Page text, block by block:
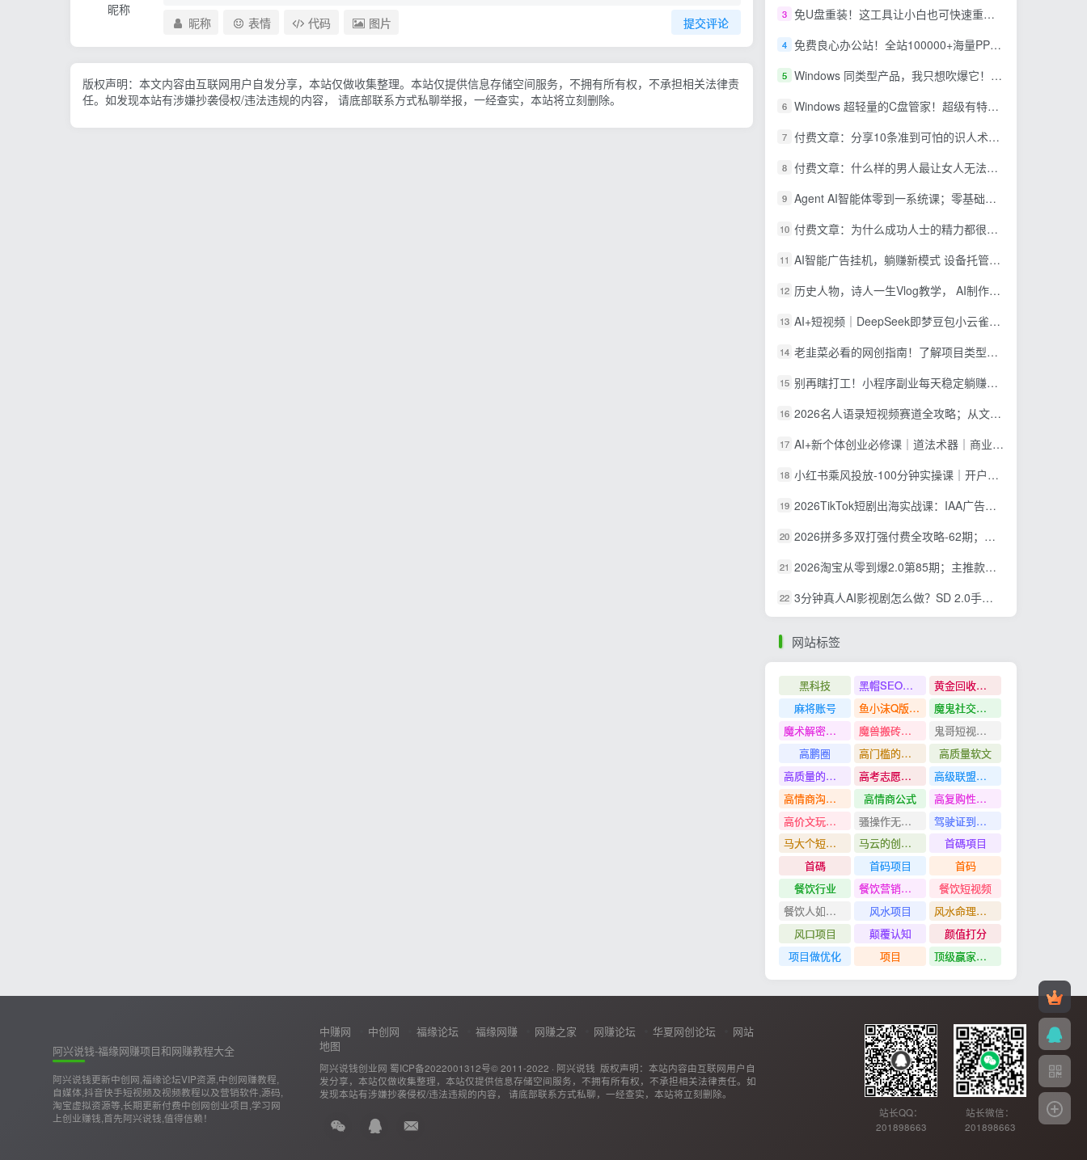
昵称
提交评论
昵称 表情 代码 图片
版权声明：本文内容由互联网用户自发分享，本站仅做收集整理。本站仅提供信息存储空间服务，不拥有所有权，不承担相关法律责
任。如发现本站有涉嫌抄袭侵权/违法违规的内容， 请底部联系方式私聊举报，一经查实，本站将立刻删除。
3 免U盘重装！这工具让小白也可快速重装 Windows，支持无人值守配置，数据无忧 CmzPrep_Rev2
4 免费良心办公站！全站100000+海量PPT素材免费下载，每日更新，分类清晰，免注册登录下载 爱PPT网
5 Windows 同类型产品，我只想吹爆它！把听歌变成了一场沉浸式视听现场，支持多平台歌单播放 Mineradio
6 Windows 超轻量的C盘管家！超级有特点，支持磁盘分析及清理提醒，2M大小体积，完全免费 C盘管家
7 付费文章：分享10条准到可怕的识人术术，希望能帮到大家。
8 付费文章：什么样的男人最让女人无法抵抗？
9 Agent AI智能体零到一系统课；零基础也能学会自动化实战，从核心概念到Coze工作流搭建完整覆盖
10 付费文章：为什么成功人士的精力都很旺盛？
11 AI智能广告挂机，躺赚新模式 设备托管运行，解放双手持续变现
12 历史人物，诗人一生Vlog教学， AI制作丨伙伴计划丨精选收益丨商单收徒 ，新领域红利期，抓紧做
13 AI+短视频｜DeepSeek即梦豆包小云雀全工具教学，从账号定位到剪映剪辑，零基础也能快速上手做爆款
14 老韭菜必看的网创指南！了解项目类型，才能找到好的项目，才能拿到想要的结果
15 别再瞎打工！小程序副业每天稳定躺赚200+
16 2026名人语录短视频赛道全攻略；从文案撰写到声音克隆部署，系统掌握涨粉变现双赢制作技术
17 AI+新个体创业必修课｜道法术器｜商业逻辑·小红书流量·AI智能体｜低成本打造个人变现小生意全套教学
18 小红书乘风投放-100分钟实操课｜开户返点·标准投搭建·莱卡定向，新店建模撬动笔记自然流量全套教学
19 2026TikTok短剧出海实战课：IAA广告分账×IAP付费变现×账号搭建×平台规则×双轨爆发×回款全流程
20 2026拼多多双打强付费全攻略-62期；成本推广加托管双剑合璧，系统讲解7种付费玩法优劣势与选择策略
21 2026淘宝从零到爆2.0第85期；主推款五项高权重初始设置，改销量评晒秒单快速破零积累基础权重
22 3分钟真人AI影视剧怎么做？SD 2.0手把手完整制作流程｜Higgsfield 14天SD 2.0/2.5无限生成
网站标签
黑科技 黑帽SEO案例分析
黄金回收奢侈品
麻将账号
鱼小沫Q版人物团练课
魔鬼社交实战课全套课程
魔术解密教程
魔兽搬砖搞钱
鬼哥短视频底层逻辑
高鹏圈
高门槛的生意
高质量软文
高质量的问答和知识分享
高考志愿填报
高级联盟营销教程
高情商沟通管理课
高情商公式
高复购性行业
高价文玩众筹分红项目
骚操作无脑裂变
驾驶证到期换证
马大个短视频投放课
马云的创业故事
首碼項目
首碼
首码项目
首码
餐饮行业
餐饮营销管理特训班
餐饮短视频
餐饮人如何用团购给门店拓客
风水项目
风水命理项目
风口项目
颠覆认知
颜值打分
项目做优化
项目 顶级赢家思维
阿兴说钱-福缘网赚项目和网赚教程大全
阿兴说钱更新中创网,福缘论坛VIP资源,中创网赚教程,
自媒体,抖音快手短视频及视频教程以及营销软件,源码,
淘宝虚拟资源等,长期更新付费中创网创业项目,学习网
上创业赚钱,首先阿兴说钱,值得信赖！
中赚网 中创网 福缘论坛 福缘网赚 网赚之家 网赚论坛 华夏网创论坛
网站
地图
阿兴说钱创业网 蜀ICP备2022001312号© 2011-2022 · 阿兴说钱 版权声明：本站内容由互联网用户自
发分享，本站仅做收集整理，本站仅提供信息存储空间服务，不拥有所有权，不承担相关法律责任。如
发现本站有涉嫌抄袭侵权/违法违规的内容， 请底部联系方式私聊，一经查实，本站将立刻删除。
站长QQ：
201898663
站长微信：
201898663